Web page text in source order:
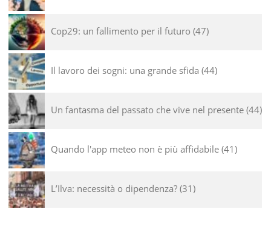
Cop29: un fallimento per il futuro 47
Il lavoro dei sogni: una grande sfida 44
Un fantasma del passato che vive nel presente 44
Quando l'app meteo non è più affidabile 41
L’Ilva: necessità o dipendenza? 31